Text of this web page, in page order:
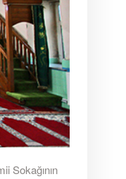
Sokağının